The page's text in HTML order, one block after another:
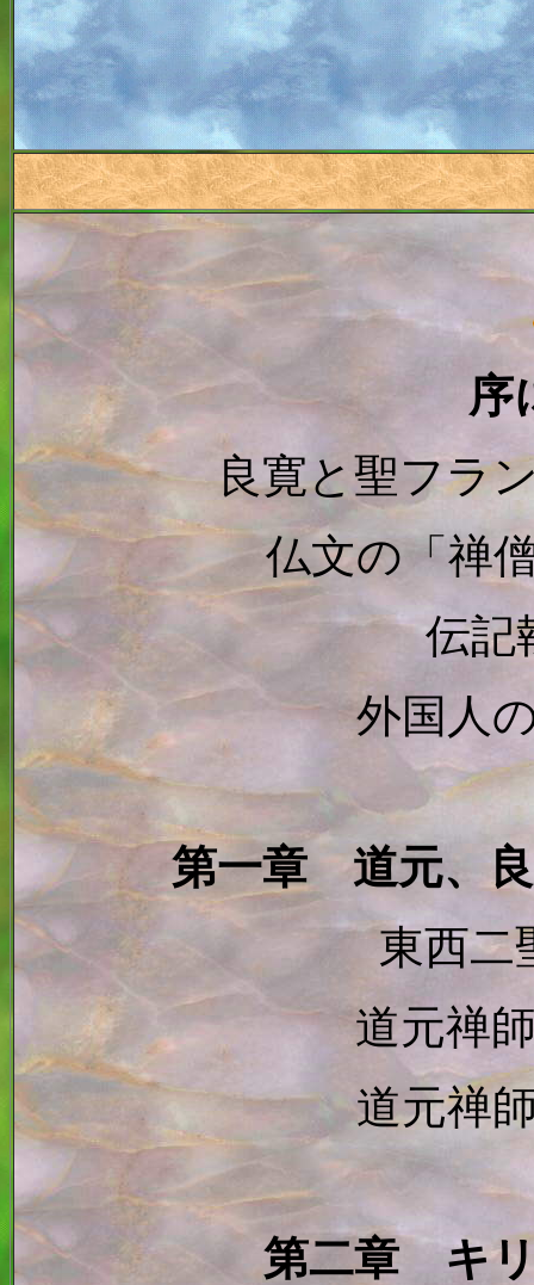
序
良寛と聖フラ
仏文の「禅
伝記
外国人
第一章 道元、
東西二
道元禅
道元禅
第二章 キリ